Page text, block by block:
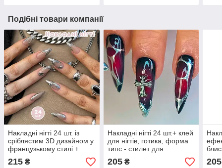
Подібні товари компанії
Накладні нігті 24 шт. із
сріблястим 3D дизайном у
французькому стилі +
клей, форма мигдаль для
манікюру (01923)
215 ₴
Накладні нігті 24 шт.+ клей
для нігтів, готика, форма
типс - стилет для
манікюру
205₴ 205